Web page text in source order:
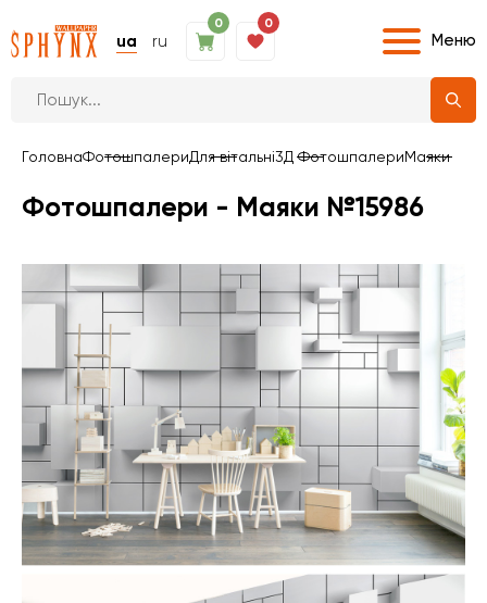
ua ru
0 0
Меню
ГоловнаФотошпалериДля вітальні3Д ФотошпалериМаяки
Фотошпалери - Маяки №15986